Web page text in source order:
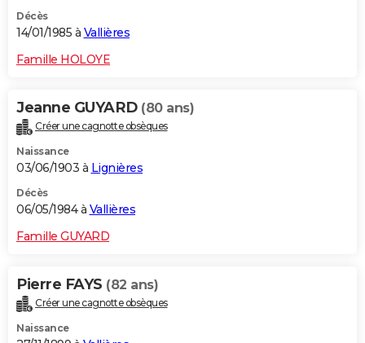
Décès
14/01/1985 à Vallières
Famille HOLOYE
Jeanne GUYARD (80 ans)
Créer une cagnotte obsèques
Naissance
03/06/1903 à Lignières
Décès
06/05/1984 à Vallières
Famille GUYARD
Pierre FAYS (82 ans)
Créer une cagnotte obsèques
Naissance